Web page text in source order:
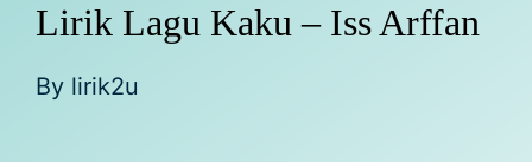
Lirik Lagu Kaku – Iss Arffan
By lirik2u